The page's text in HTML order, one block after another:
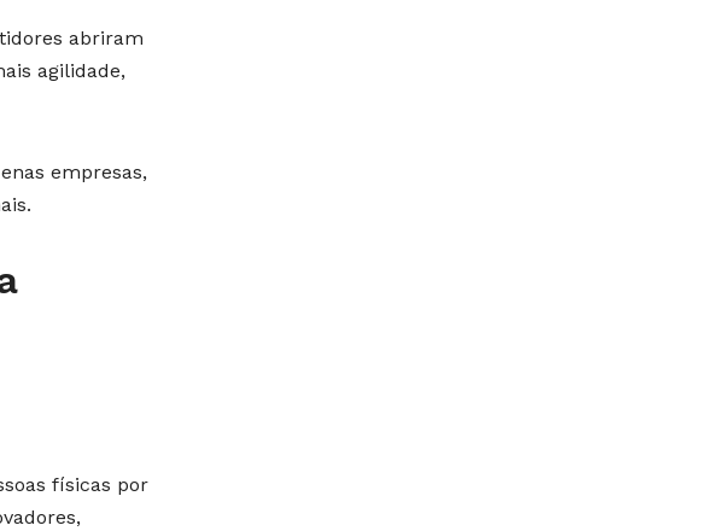
abriram
agilidade,
empresas,
físicas por